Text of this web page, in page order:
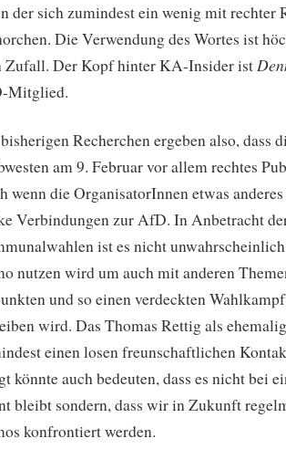
der sich zumindest ein wenig mit rechter
Die Verwendung des Wortes ist
Zufall. Der Kopf hinter KA-Insider ist
Mitglied.
Recherchen ergeben also, dass
am 9. Februar vor allem rechtes
wenn die OrganisatorInnen etwas
Verbindungen zur AfD. In Anbetracht
ist es nicht
nutzen wird um auch mit anderen
und so einen verdeckten
wird. Das Thomas Rettig als
einen losen freunschaftlichen
könnte auch bedeuten, dass es nicht bei
bleibt sondern, dass wir in Zukunft
konfrontiert werden.